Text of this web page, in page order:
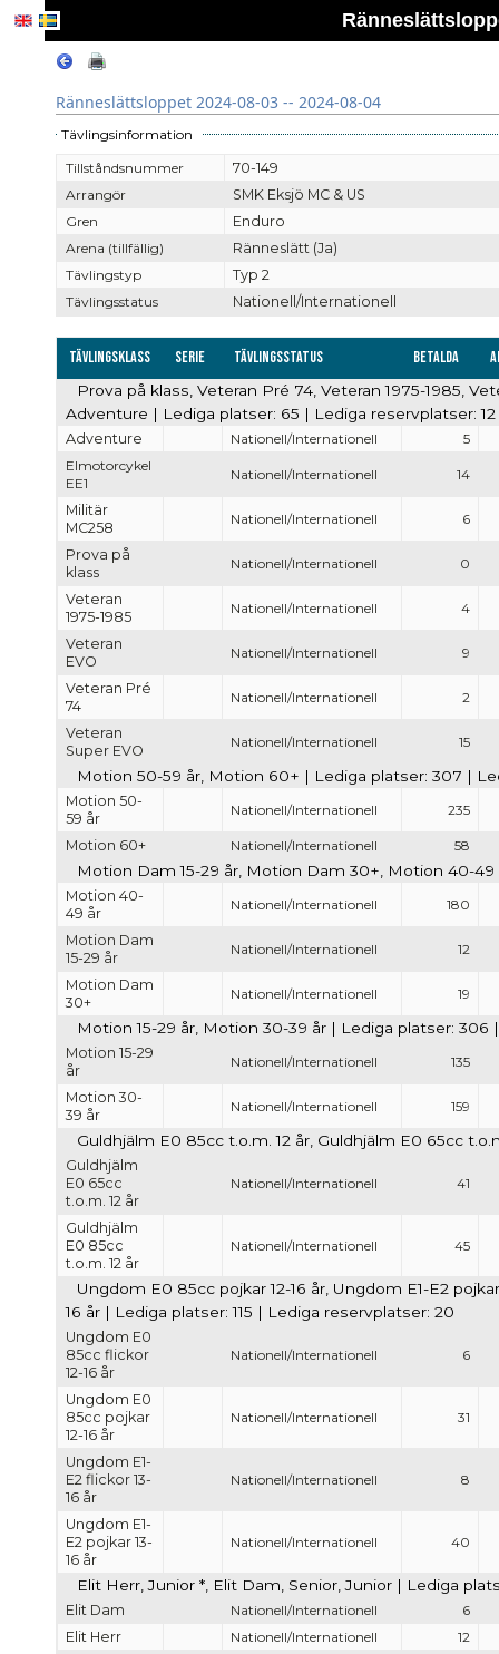
Ränneslättsloppet 2024-08-03 -- 2024-08-04
Tävlingsinformation
Tillståndsnummer
70-149
Arrangör
SMK Eksjö MC & US
Gren
Enduro
Arena (tillfällig)
Ränneslätt (Ja)
Tävlingstyp
Typ 2
Tävlingsstatus
Nationell/Internationell
Tävlingsklass Serie Tävlingsstatus Betalda
Prova på klass, Veteran Pré 74, Veteran 1975-1985,
Adventure | Lediga platser: 65 | Lediga reservplatser: 12
Adventure Nationell/Internationell
5
Elmotorcykel
EE1
Nationell/Internationell 14
Militär
MC258
Nationell/Internationell 6
Prova på
klass
Nationell/Internationell 0
Veteran
1975-1985
Nationell/Internationell 4
Veteran
EVO
Nationell/Internationell 9
Veteran Pré
74
Nationell/Internationell 2
Veteran
Super EVO
Nationell/Internationell 15
Motion 50-59 år, Motion 60+ | Lediga platser: 307 |
Motion 50-
59 år
Nationell/Internationell 235
Motion 60+ Nationell/Internationell 58
Motion Dam 15-29 år, Motion Dam 30+, Motion 40-
Motion 40-
49 år
Nationell/Internationell 180
Motion Dam
15-29 år
Nationell/Internationell 12
Motion Dam
30+
Nationell/Internationell 19
Motion 15-29 år, Motion 30-39 år | Lediga platser:
Motion 15-29
år
Nationell/Internationell 135
Motion 30-
39 år
Nationell/Internationell 159
Guldhjälm E0 85cc t.o.m. 12 år, Guldhjälm E0 65cc
Guldhjälm
E0 65cc
t.o.m. 12 år
Nationell/Internationell 41
Guldhjälm
E0 85cc
t.o.m. 12 år
Nationell/Internationell 45
Ungdom E0 85cc pojkar 12-16 år, Ungdom E1-E2
16 år | Lediga platser: 115 | Lediga reservplatser: 20
Ungdom E0
85cc flickor
12-16 år
Nationell/Internationell 6
Ungdom E0
85cc pojkar
12-16 år
Nationell/Internationell 31
Ungdom E1-
E2 flickor 13-
16 år
Nationell/Internationell 8
Ungdom E1-
E2 pojkar 13-
16 år
Nationell/Internationell 40
Elit Herr, Junior *, Elit Dam, Senior, Junior | Lediga
Elit Dam Nationell/Internationell
6
Elit Herr
Nationell/Internationell
12